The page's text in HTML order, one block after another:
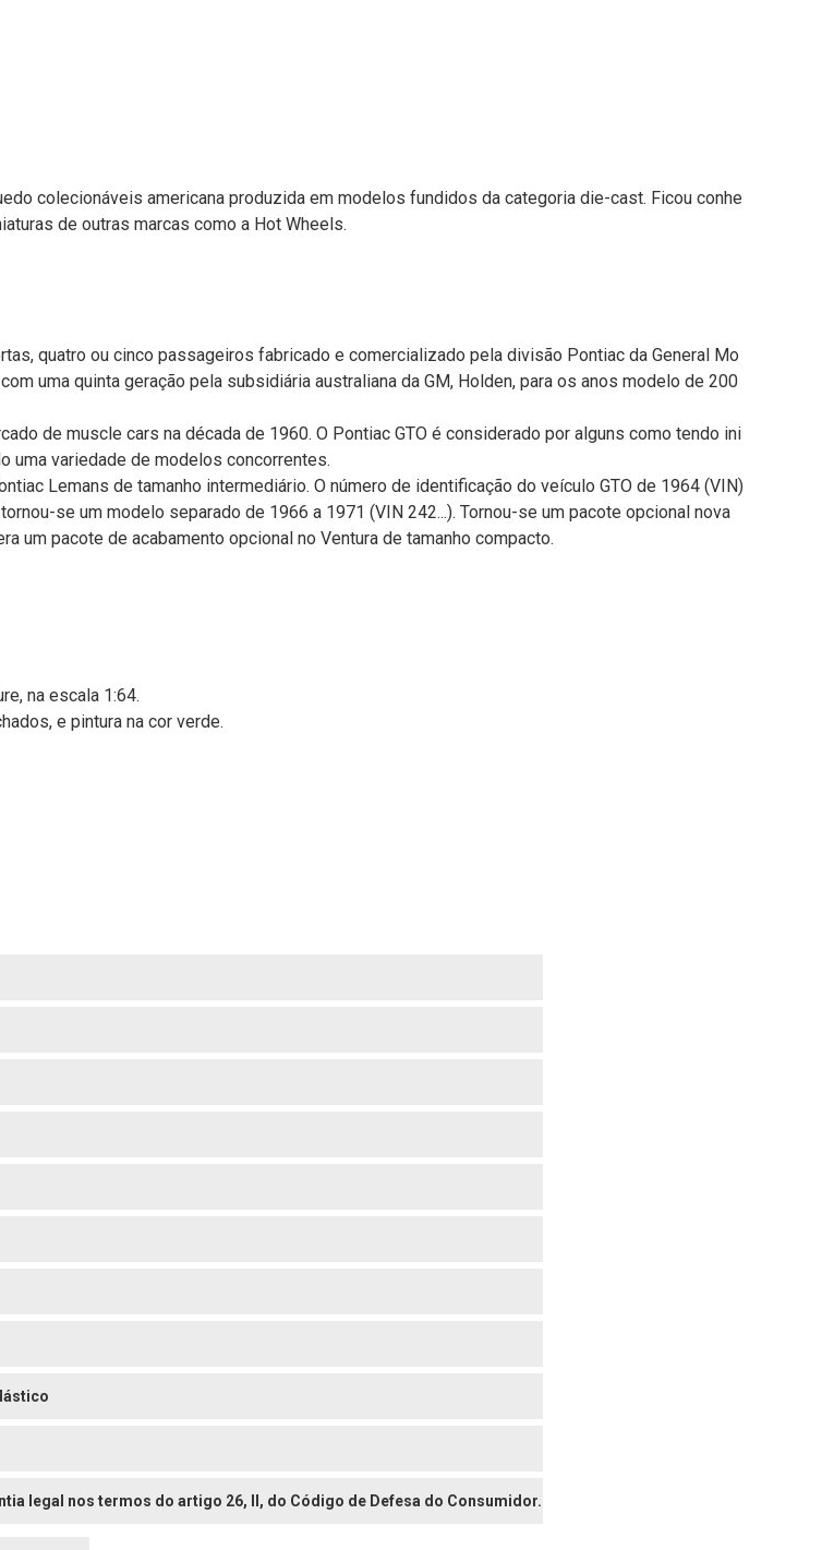
colecionáveis americana produzida em modelos fundidos da categoria die-cast. Ficou conhe
de outras marcas como a Hot Wheels.
quatro ou cinco passageiros fabricado e comercializado pela divisão Pontiac da General Mo
uma quinta geração pela subsidiária australiana da GM, Holden, para os anos modelo de 200
de muscle cars na década de 1960. O Pontiac GTO é considerado por alguns como tendo ini
uma variedade de modelos concorrentes.
Lemans de tamanho intermediário. O número de identificação do veículo GTO de 1964 (VIN)
se um modelo separado de 1966 a 1971 (VIN 242...). Tornou-se um pacote opcional nova
um pacote de acabamento opcional no Ventura de tamanho compacto.
na escala 1:64.
e pintura na cor verde.
legal nos termos do artigo 26, II, do Código de Defesa do Consumidor.